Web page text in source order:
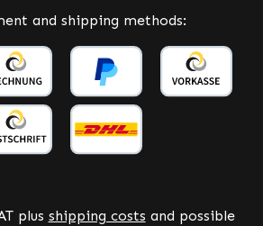
and shipping methods:
plus shipping costs and possible